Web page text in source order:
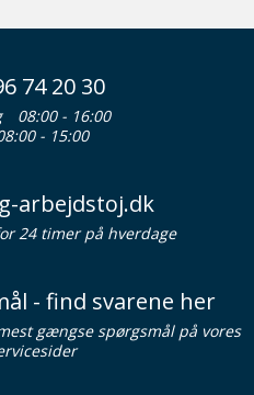
74 20 30
08:00 - 16:00
- 15:00
arbejdstoj.dk
24 timer på hverdage
- find svarene her
gængse spørgsmål på vores